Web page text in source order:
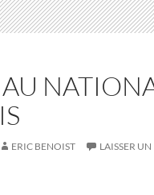
ERIC BENOIST
LAISSER UN